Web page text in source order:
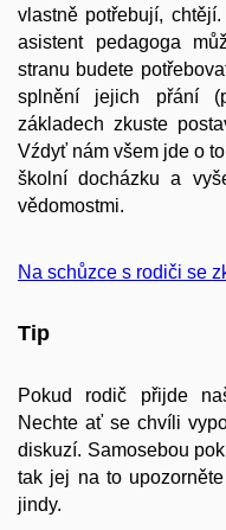
vlastně potřebují,
asistent pedagoga
stranu budete
splnění jejich přání
základech zkuste
Vźdyť nám všem jde o
školní docházku a
vědomostmi.
Na schůzce s rodiči se
Tip
Pokud rodič přijde
Nechte ať se chvíli
diskuzí. Samosebou
tak jej na to
jindy.